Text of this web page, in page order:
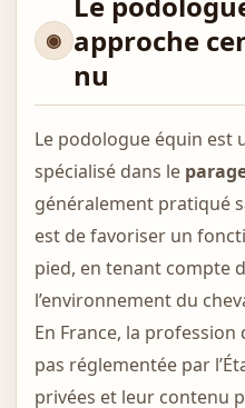
approche
nu
Le podologue équin est
spécialisé dans le
généralement pratiqué
est de favoriser un
pied, en tenant compte
l’environnement du
En France, la profession
pas réglementée par
privées et leur contenu